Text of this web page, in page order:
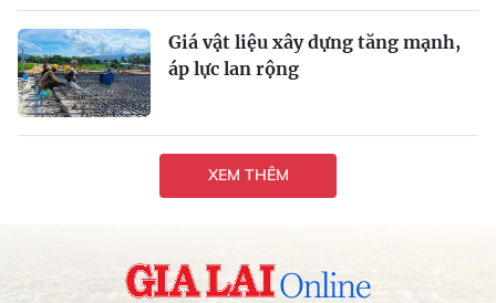
Giá vật liệu xây dựng tăng mạnh,
áp lực lan rộng
XEM THÊM